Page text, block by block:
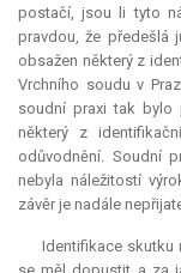
postačí, jsou li tyto
pravdou, že předešlá
obsažen některý z
Vrchního soudu v
soudní praxi tak bylo
některý z
odůvodnění. Soudní
nebyla náležitostí
závěr je nadále
Identifikace skutku